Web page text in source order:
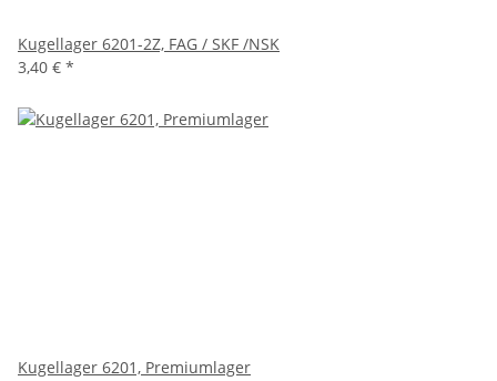
Kugellager 6201-2Z, FAG / SKF /NSK
3,40 € *
Kugellager 6201, Premiumlager